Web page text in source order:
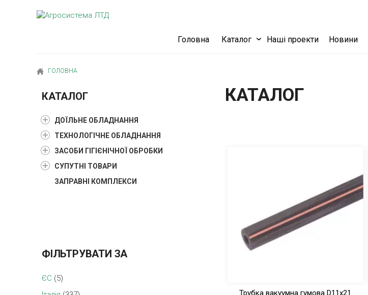
Головна Каталог Наші проекти Новини
ГОЛОВНА
КАТАЛОГ
Трубка вакуумна гумова D11х21
КАТАЛОГ
ДОЇЛЬНЕ ОБЛАДНАННЯ
ТЕХНОЛОГІЧНЕ ОБЛАДНАННЯ
ЗАСОБИ ГІГІЄНІЧНОЇ ОБРОБКИ
СУПУТНІ ТОВАРИ
ЗАПРАВНІ КОМПЛЕКСИ
ФІЛЬТРУВАТИ ЗА
ЄС (5)